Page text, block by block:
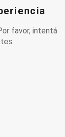
favor, intentá